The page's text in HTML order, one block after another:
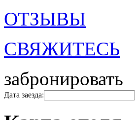
ОТЗЫВЫ
СВЯЖИТЕСЬ
забронировать
Дата заезда: